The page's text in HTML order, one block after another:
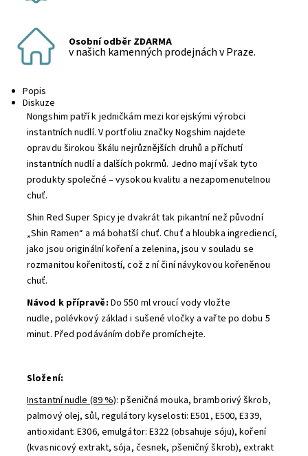
Osobní odběr ZDARMA
v našich kamenných prodejnách v Praze.
Popis
Diskuze
Nongshim patří k jedničkám mezi korejskými výrobci
instantních nudlí. V portfoliu značky Nogshim najdete
opravdu širokou škálu nejrůznějších druhů a příchutí
instantních nudlí a dalších pokrmů. Jedno mají však tyto
produkty společné – vysokou kvalitu a nezapomenutelnou
chuť.
Shin Red Super Spicy je dvakrát tak pikantní než původní
„Shin Ramen“ a má bohatší chuť. Chuť a hloubka ingrediencí,
jako jsou originální koření a zelenina, jsou v souladu se
rozmanitou kořenitostí, což z ní činí návykovou kořeněnou
chuť.
Návod k přípravě: Do 550 ml vroucí vody vložte
nudle, polévkový základ i sušené vločky a vařte po dobu 5
minut. Před podáváním dobře promíchejte.
Složení:
Instantní nudle (89 %): pšeničná mouka, bramborivý škrob,
palmový olej, sůl, regulátory kyselosti: E501, E500, E339,
antioxidant: E306, emulgátor: E322 (obsahuje sóju), koření
(kvasnicový extrakt, sója, česnek, pšeničný škrob), extrakt